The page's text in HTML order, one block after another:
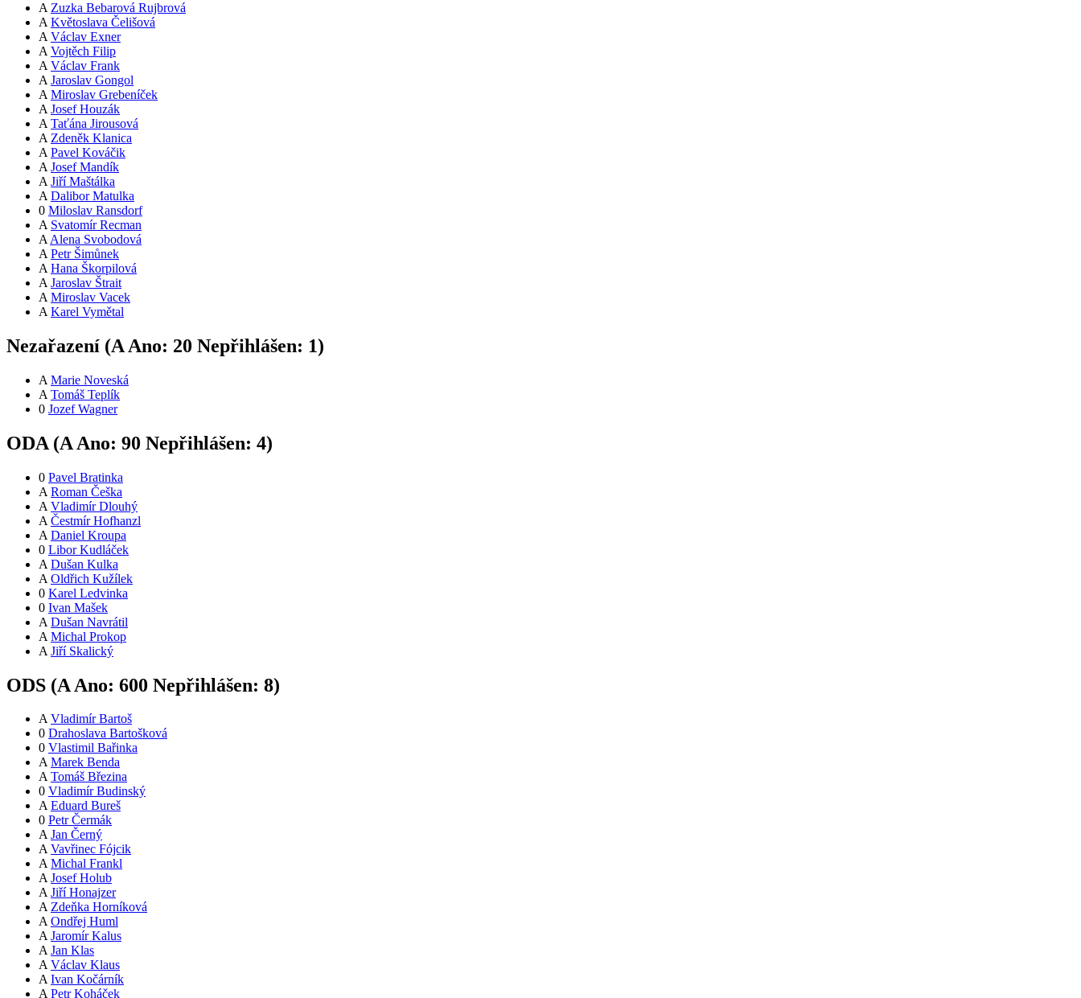
A Zuzka Bebarová Rujbrová
A Květoslava Čelišová
A Václav Exner
A Vojtěch Filip
A Václav Frank
A Jaroslav Gongol
A Miroslav Grebeníček
A Josef Houzák
A Taťána Jirousová
A Zdeněk Klanica
A Pavel Kováčik
A Josef Mandík
A Jiří Maštálka
A Dalibor Matulka
0 Miloslav Ransdorf
A Svatomír Recman
A Alena Svobodová
A Petr Šimůnek
A Hana Škorpilová
A Jaroslav Štrait
A Miroslav Vacek
A Karel Vymětal
Nezařazení (A Ano: 20 Nepřihlášen: 1)
A Marie Noveská
A Tomáš Teplík
0 Jozef Wagner
ODA (A Ano: 90 Nepřihlášen: 4)
0 Pavel Bratinka
A Roman Češka
A Vladimír Dlouhý
A Čestmír Hofhanzl
A Daniel Kroupa
0 Libor Kudláček
A Dušan Kulka
A Oldřich Kužílek
0 Karel Ledvinka
0 Ivan Mašek
A Dušan Navrátil
A Michal Prokop
A Jiří Skalický
ODS (A Ano: 600 Nepřihlášen: 8)
A Vladimír Bartoš
0 Drahoslava Bartošková
0 Vlastimil Bařinka
A Marek Benda
A Tomáš Březina
0 Vladimír Budinský
A Eduard Bureš
0 Petr Čermák
A Jan Černý
A Vavřinec Fójcik
A Michal Frankl
A Josef Holub
A Jiří Honajzer
A Zdeňka Horníková
A Ondřej Huml
A Jaromír Kalus
A Jan Klas
A Václav Klaus
A Ivan Kočárník
A Petr Koháček